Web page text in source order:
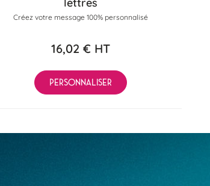
Créez votre message 100% personnalisé
16,02 € HT
PERSONNALISER